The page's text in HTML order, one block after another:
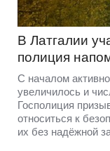
В Латгалии
полиция
С началом
увеличилось и
Госполиция
относиться к
их без надёжной